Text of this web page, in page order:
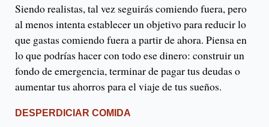
Siendo realistas, tal vez seguirás comiendo fuera, pero
al menos intenta establecer un objetivo para reducir lo
que gastas comiendo fuera a partir de ahora. Piensa en
lo que podrías hacer con todo ese dinero: construir un
fondo de emergencia, terminar de pagar tus deudas o
aumentar tus ahorros para el viaje de tus sueños.
DESPERDICIAR COMIDA